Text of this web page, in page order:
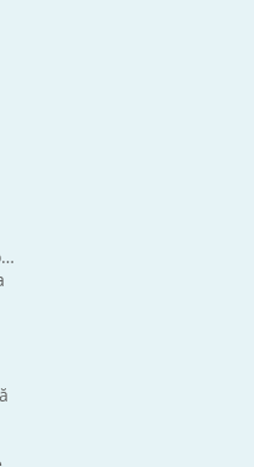
#bluroom #bluroomiasi #bluroomromania #blumindlabs #eliberaredestress